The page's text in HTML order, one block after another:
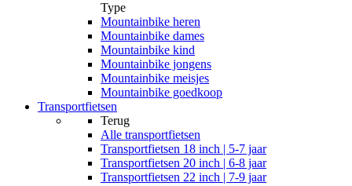
Type
Mountainbike heren
Mountainbike dames
Mountainbike kind
Mountainbike jongens
Mountainbike meisjes
Mountainbike goedkoop
Transportfietsen
Terug
Alle transportfietsen
Transportfietsen 18 inch | 5-7 jaar
Transportfietsen 20 inch | 6-8 jaar
Transportfietsen 22 inch | 7-9 jaar